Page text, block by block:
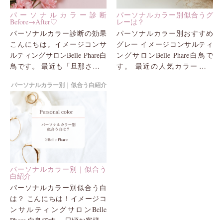
パーソナルカラー診断
Before→After♡
パーソナルカラー診断の効果
こんにちは。イメージコンサ
ルティングサロンBelle Phare白
鳥です。 最近も「旦那さんに
した」「おすすめの化粧品も
少しずつ足して...
パーソナルカラー別似合うグ
レーは？
パーソナルカラー別おすすめ
グレー イメージコンサルティ
ングサロンBelle Phare白鳥で
す。 最近の人気カラーの一
パーソナルカラー別｜似合う白紹介
パーソナルカラー別｜似合う
白紹介
パーソナルカラー別似合う白
は？ こんにちは！イメージコ
ンサルティングサロンBelle